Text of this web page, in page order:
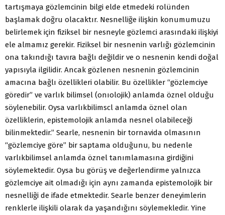
tartışmaya gözlemcinin bilgi elde etmedeki rolünden
başlamak doğru olacaktır. Nesnelliğe ilişkin konumumuzu
belirlemek için fiziksel bir nesneyle gözlemci arasındaki ilişkiyi
ele almamız gerekir. Fiziksel bir nesnenin varlığı gözlemcinin
ona takındığı tavıra bağlı değildir ve o nesnenin kendi doğal
yapısıyla ilgilidir. Ancak gözlenen nesnenin gözlemcinin
amacına bağlı özellikleri olabilir. Bu özellikler “gözlemciye
göredir” ve varlık bilimsel (onıolojik) anlamda öznel olduğu
söylenebilir. Oysa varlıkbilimscl anlamda öznel olan
özelliklerin, epistemolojik anlamda nesnel olabileceği
bilinmektedir.” Searle, nesnenin bir tornavida olmasının
“gözlemciye göre” bir saptama olduğunu, bu nedenle
varlıkbilimsel anlamda öznel tanımlamasına girdiğini
söylemektedir. Oysa bu görüş ve değerlendirme yalnızca
gözlemciye ait olmadığı için aynı zamanda epistemolojik bir
nesnelliği de ifade etmektedir. Searle benzer deneyimlerin
renklerle ilişkili olarak da yaşandığını söylemekledir. Yine